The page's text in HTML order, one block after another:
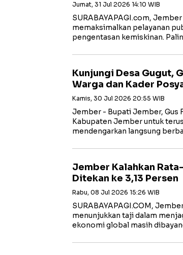
Jumat, 31 Jul 2026 14:10 WIB
SURABAYAPAGI.com,
memaksimalkan pelayanan
pengentasan kemiskinan.
Kunjungi Desa Gugut,
Warga dan Kader
Kamis, 30 Jul 2026 20:55 WIB
Jember - Bupati Jember, Gus
Kabupaten Jember untuk
mendengarkan langsung
Jember Kalahkan
Ditekan ke 3,13 Persen
Rabu, 08 Jul 2026 15:26 WIB
SURABAYAPAGI.COM,
menunjukkan taji dalam
ekonomi global masih